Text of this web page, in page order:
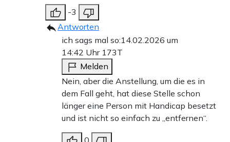
-3
Antworten
ich sags mal so:14.02.2026 um
14:42 Uhr 173T
Melden
Nein, aber die Anstellung, um die es in
dem Fall geht, hat diese Stelle schon
länger eine Person mit Handicap besetzt
und ist nicht so einfach zu „entfernen“.
0